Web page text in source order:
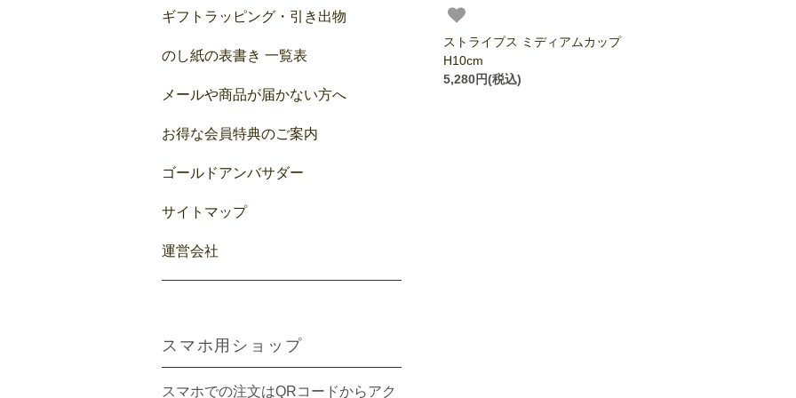
ストライプス ミディアムカップ
H10cm
5,280円(税込)
ギフトラッピング・引き出物
のし紙の表書き 一覧表
メールや商品が届かない方へ
お得な会員特典のご案内
ゴールドアンバサダー
サイトマップ
運営会社
スマホ用ショップ
スマホでの注文はQRコードからアク